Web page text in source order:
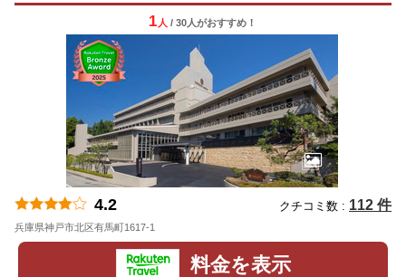
1 人 / 30人がおすすめ！
4.2 クチコミ数 : 112 件
兵庫県神戸市北区有馬町1617-1
料金を表示